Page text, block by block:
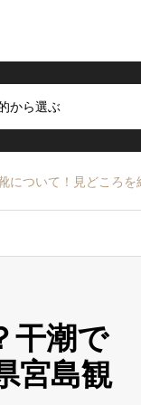
から選ぶ
について！見どころ
干潮で
宮島観